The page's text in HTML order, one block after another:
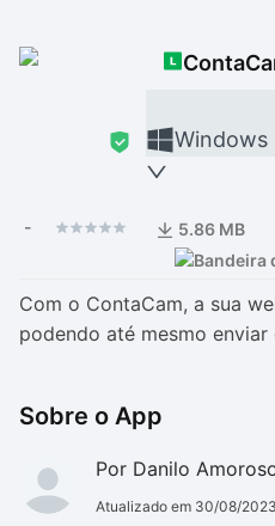
Windows
- 5.86 MB
Com o ContaCam, a sua
podendo até mesmo
Sobre o App
Por Danilo
Atualizado em 30/08/